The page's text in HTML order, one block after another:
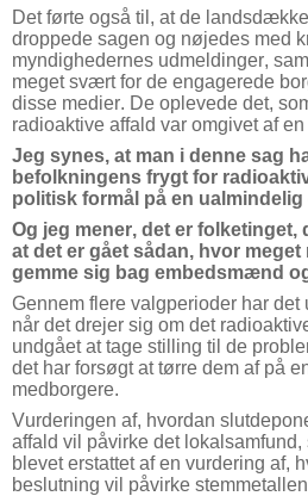
Det førte også til, at de
droppede sagen og nøjedes med
myndighedernes udmeldinger,
meget svært for de engagerede
disse medier. De oplevede det,
radioaktive affald var omgivet af
Jeg synes, at man i denne sag
befolkningens frygt for
politisk formål på en ualmindelig
Og jeg mener, det er
at det er gået sådan, hvor
gemme sig bag embedsmænd
Gennem flere valgperioder har det
når det drejer sig om det
undgået at tage stilling til de
det har forsøgt at tørre dem af på
medborgere.
Vurderingen af, hvordan
affald vil påvirke det lokalsamfund,
blevet erstattet af en vurdering af,
beslutning vil påvirke